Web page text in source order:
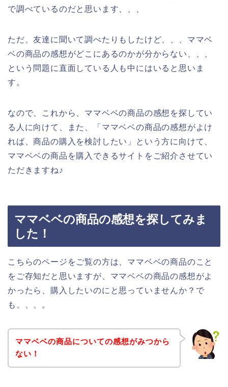
で調べているのだと思います、、、
ただ、友達に聞いて調べたりもしたけど、、、ママベ
ベの商品の感想がどこにあるのかが分からない、、、
という問題に直面している人も中にはいると思いま
す。
なので、これから、ママベベの商品の感想を探してい
る人に向けて、また、「ママベベの商品の感想がよけ
れば、商品の購入を検討したい」という方に向けて、
ママベベの商品を購入できるサイトをご紹介させてい
ただきますね♪
ママベベの商品の感想を探してみま
した！
こちらのページをご覧の方は、ママベベの商品のこと
をご存知だと思いますが、ママベベの商品の感想がよ
かったら、購入したいのにと思っていませんか？で
も、、、。
ママベベの商品についての感想がみつから
ない！